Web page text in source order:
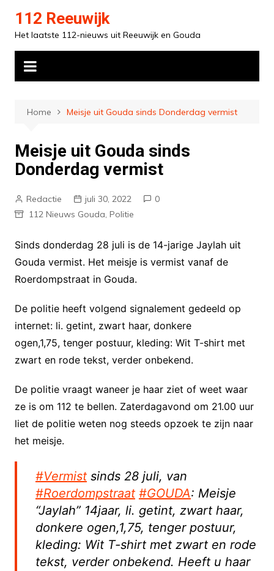
inhoud
112 Reeuwijk
Het laatste 112-nieuws uit Reeuwijk en Gouda
Home Meisje uit Gouda sinds Donderdag vermist
Meisje uit Gouda sinds
Donderdag vermist
Redactie juli 30, 2022
0
112 Nieuws Gouda, Politie
Sinds donderdag 28 juli is de 14-jarige Jaylah uit
Gouda vermist. Het meisje is vermist vanaf de
Roerdompstraat in Gouda.
De politie heeft volgend signalement gedeeld op
internet: li. getint, zwart haar, donkere
ogen,1,75, tenger postuur, kleding: Wit T-shirt met
zwart en rode tekst, verder onbekend.
De politie vraagt waneer je haar ziet of weet waar
ze is om 112 te bellen. Zaterdagavond om 21.00 uur
liet de politie weten nog steeds opzoek te zijn naar
het meisje.
#Vermistsinds 28 juli, van
#Roerdompstraat #GOUDA: Meisje
“Jaylah” 14jaar, li. getint, zwart haar,
donkere ogen,1,75, tenger postuur,
kleding: Wit T-shirt met zwart en rode
tekst, verder onbekend. Heeft u haar